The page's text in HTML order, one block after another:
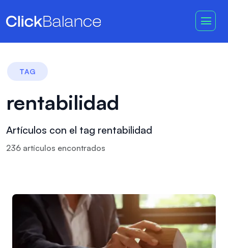
TAG
rentabilidad
Artículos con el tag rentabilidad
236 artículos encontrados